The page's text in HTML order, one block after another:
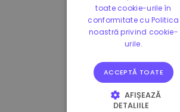
toate cookie-urile în
conformitate cu Politica
noastră privind cookie-
urile.
ACCEPTĂ TOATE
AFIȘEAZĂ
DETALIILE